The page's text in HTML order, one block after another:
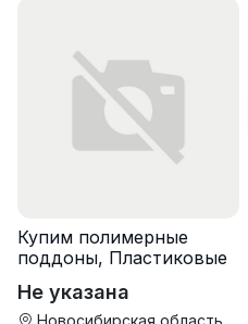
Купим полимерные
поддоны, Пластиковые
Не указана
Новосибирская область